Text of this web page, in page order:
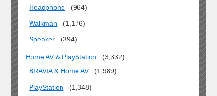
Headphone
(964)
Walkman (1,176)
Speaker (394)
Home AV & PlayStation
(3,332)
BRAVIA & Home AV
(1,989)
PlayStation (1,348)